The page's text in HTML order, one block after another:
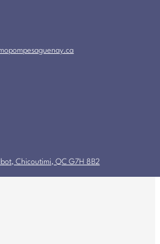
Chicoutimi, QC G7H 8B2